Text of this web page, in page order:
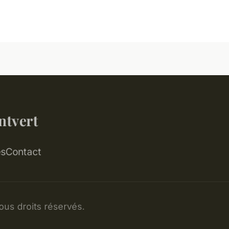
Contact
droits réservés.